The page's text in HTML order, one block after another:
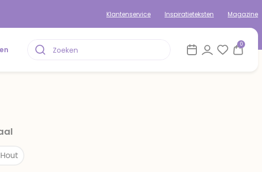
Klantenservice Inspiratieteksten Magazine
0
Hout